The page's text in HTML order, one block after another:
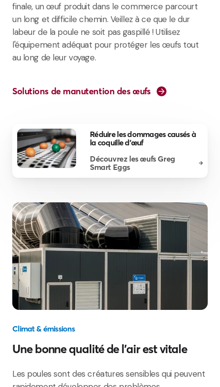
finale, un œuf produit dans le commerce parcourt
un long et difficile chemin. Veillez à ce que le dur
labeur de la poule ne soit pas gaspillé ! Utilisez
l'équipement adéquat pour protéger les œufs tout
au long de leur voyage.
Solutions de manutention des œufs
Réduire les dommages causés à
la coquille d'œuf
Découvrez les œufs Greg
Smart Eggs
Climat & émissions
Une bonne qualité de l'air est vitale
Les poules sont des créatures sensibles qui peuvent